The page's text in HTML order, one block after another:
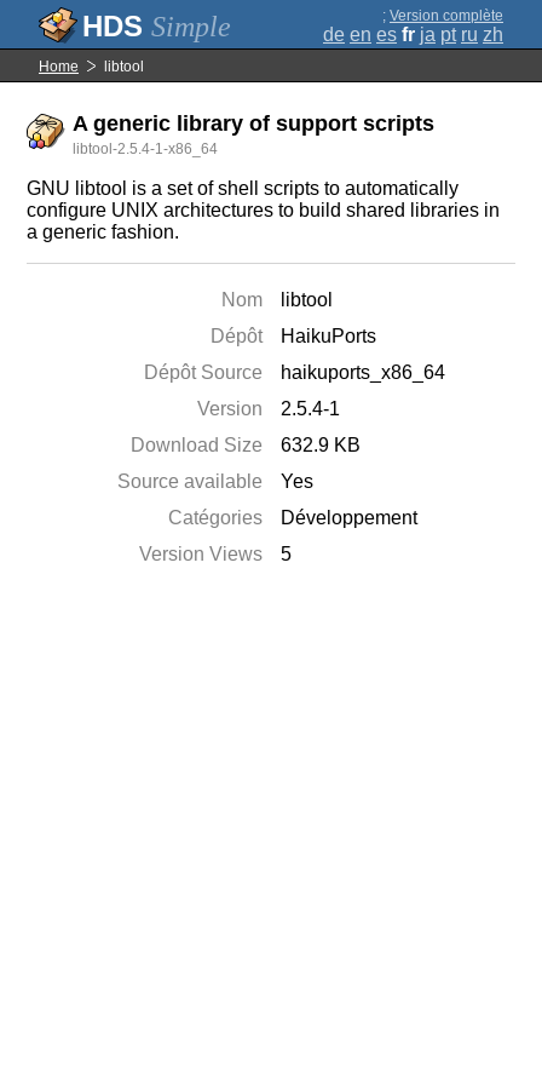
Simple ; Version complète
de en es fr ja pt ru zh
Home libtool
A generic library of support scripts
libtool-2.5.4-1-x86_64
GNU libtool is a set of shell scripts to automatically
configure UNIX architectures to build shared libraries in
a generic fashion.
Nom
libtool
Dépôt
HaikuPorts
Dépôt Source
haikuports_x86_64
Version
2.5.4-1
Download Size
632.9 KB
Source available
Yes
Catégories
Développement
Version Views
5